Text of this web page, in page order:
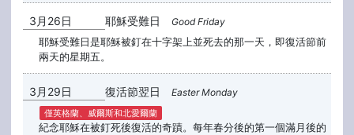
3月26日 耶穌受難日 Good Friday
耶穌受難日是耶穌被釘在十字架上並死去的那一天，即復活節前
兩天的星期五。
3月29日 復活節翌日 Easter Monday
僅英格蘭、威爾斯和北愛爾蘭
紀念耶穌在被釘死後復活的奇蹟。每年春分後的第一個滿月後的